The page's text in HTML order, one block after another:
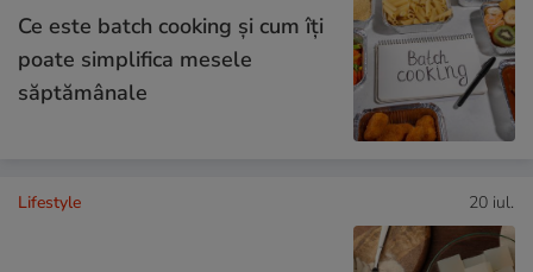
Ce este batch cooking și cum îți
poate simplifica mesele
săptămânale
Lifestyle 20 iul.